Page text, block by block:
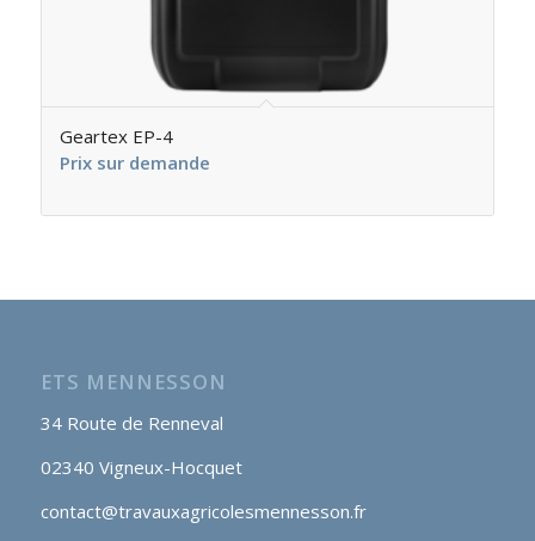
Geartex EP-4
Prix sur demande
ETS MENNESSON
34 Route de Renneval
02340 Vigneux-Hocquet
contact@travauxagricolesmennesson.fr